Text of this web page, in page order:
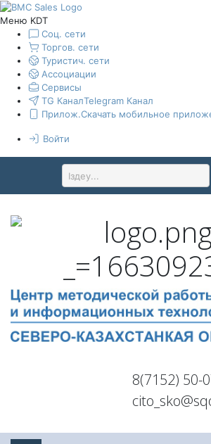
Меню KDT
Соц. сети
Торгов. сети
Туристич. сети
Ассоциации
Сервисы
TG КаналTelegram Канал
Прилож.Скачать мобильное
Войти
8(7152) 50-